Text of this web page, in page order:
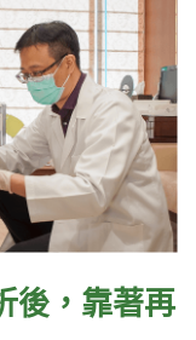
後，靠著再